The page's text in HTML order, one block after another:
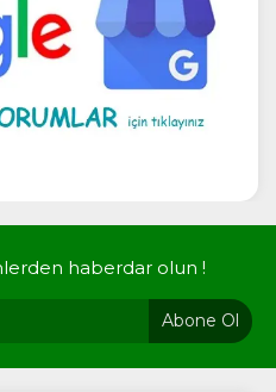
haberdar olun !
Abone Ol